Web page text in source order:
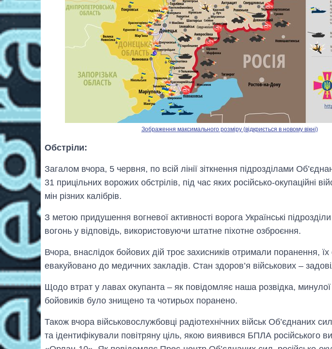
Зображення максимального розміру (відкриється в новому вікні)
Обстріли:
Загалом вчора, 5 червня, по всій лінії зіткнення підрозділами
31 прицільних ворожих обстрілів, під час яких російсько-окупаційні
мін різних калібрів.
З метою придушення вогневої активності ворога Українські
вогонь у відповідь, використовуючи штатне піхотне озброєння.
Вчора, внаслідок бойових дій троє захисників отримали поранення,
евакуйовано до медичних закладів. Стан здоров’я військових –
Щодо втрат у лавах окупанта – як повідомляє наша розвідка,
бойовиків було знищено та чотирьох поранено.
Також вчора військовослужбовці радіотехнічних військ Об’єднаних
та ідентифікували повітряну ціль, якою виявився БПЛА російського